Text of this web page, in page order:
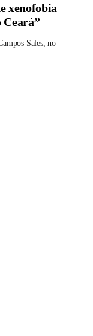
xenofobia
Ceará”
Sales, no